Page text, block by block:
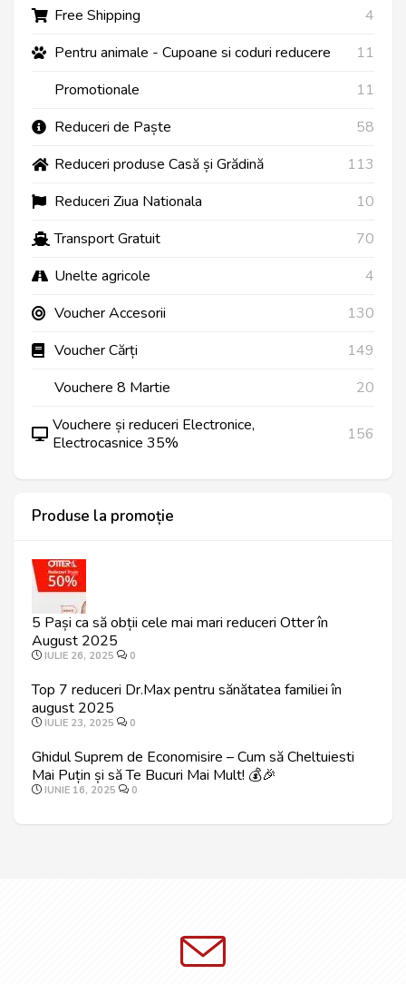
Free Shipping
4
Pentru animale - Cupoane si coduri reducere
11
Promotionale
11
Reduceri de Paște
58
Reduceri produse Casă și Grădină
113
Reduceri Ziua Nationala
10
Transport Gratuit
70
Unelte agricole
4
Voucher Accesorii
130
Voucher Cărți
149
Vouchere 8 Martie
20
Vouchere și reduceri Electronice,
Electrocasnice 35%
156
Produse la promoție
5 Pași ca să obții cele mai mari reduceri Otter în
August 2025
IULIE 26, 2025 0
Top 7 reduceri Dr.Max pentru sănătatea familiei în
august 2025
IULIE 23, 2025 0
Ghidul Suprem de Economisire – Cum să Cheltuiesti
Mai Puțin și să Te Bucuri Mai Mult! 💰🎉
IUNIE 16, 2025 0